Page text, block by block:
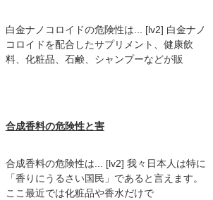
白金ナノコロイドの危険性は... [lv2] 白金ナノ
コロイドを配合したサプリメント、健康飲
料、化粧品、石鹸、シャンプーなどが販
合成香料の危険性と害
合成香料の危険性は... [lv2] 我々日本人は特に
「香りにうるさい国民」であると言えます。
ここ最近では化粧品や香水だけで